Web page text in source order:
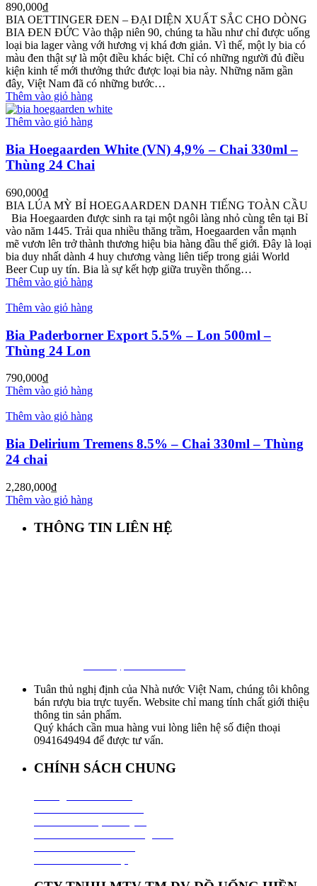
890,000₫
BIA OETTINGER ĐEN – ĐẠI DIỆN XUẤT SẮC CHO DÒNG
BIA ĐEN ĐỨC Vào thập niên 90, chúng ta hầu như chỉ được uống
loại bia lager vàng với hương vị khá đơn giản. Vì thế, một ly bia có
màu đen thật sự là một điều khác biệt. Chỉ có những người đủ điều
kiện kinh tế mới thưởng thức được loại bia này. Những năm gần
đây, Việt Nam đã có những bước…
Thêm vào giỏ hàng
Thêm vào giỏ hàng
Bia Hoegaarden White (VN) 4,9% – Chai 330ml –
Thùng 24 Chai
690,000₫
BIA LÚA MỲ BỈ HOEGAARDEN DANH TIẾNG TOÀN CẦU
Bia Hoegaarden được sinh ra tại một ngôi làng nhỏ cùng tên tại Bỉ
vào năm 1445. Trải qua nhiều thăng trầm, Hoegaarden vẫn mạnh
mẽ vươn lên trở thành thương hiệu bia hàng đầu thế giới. Đây là loại
bia duy nhất dành 4 huy chương vàng liên tiếp trong giải World
Beer Cup uy tín. Bia là sự kết hợp giữa truyền thống…
Thêm vào giỏ hàng
Thêm vào giỏ hàng
Bia Paderborner Export 5.5% – Lon 500ml –
Thùng 24 Lon
790,000₫
Thêm vào giỏ hàng
Thêm vào giỏ hàng
Bia Delirium Tremens 8.5% – Chai 330ml – Thùng
24 chai
2,280,000₫
Thêm vào giỏ hàng
THÔNG TIN LIÊN HỆ
Tuân thủ nghị định của Nhà nước Việt Nam, chúng tôi không
bán rượu bia trực tuyến. Website chỉ mang tính chất giới thiệu
thông tin sản phẩm.
Quý khách cần mua hàng vui lòng liên hệ số điện thoại
0941649494 để được tư vấn.
CHÍNH SÁCH CHUNG